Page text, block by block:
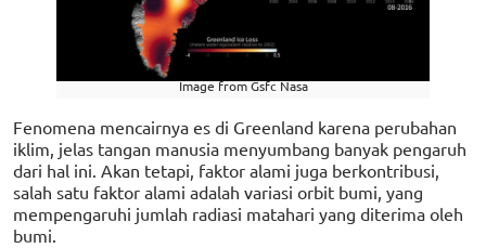
Image from Gsfc Nasa
Fenomena mencairnya es di Greenland karena perubahan
iklim, jelas tangan manusia menyumbang banyak pengaruh
dari hal ini. Akan tetapi, faktor alami juga berkontribusi,
salah satu faktor alami adalah variasi orbit bumi, yang
mempengaruhi jumlah radiasi matahari yang diterima oleh
bumi.